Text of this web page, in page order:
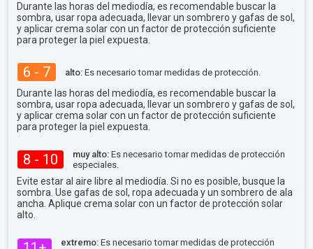
Durante las horas del mediodía, es recomendable buscar la
sombra, usar ropa adecuada, llevar un sombrero y gafas de sol,
y aplicar crema solar con un factor de protección suficiente
para proteger la piel expuesta.
6 - 7 alto: Es necesario tomar medidas de protección.
Durante las horas del mediodía, es recomendable buscar la
sombra, usar ropa adecuada, llevar un sombrero y gafas de sol,
y aplicar crema solar con un factor de protección suficiente
para proteger la piel expuesta.
8 - 10 muy alto: Es necesario tomar medidas de protección
especiales.
Evite estar al aire libre al mediodía. Si no es posible, busque la
sombra. Use gafas de sol, ropa adecuada y un sombrero de ala
ancha. Aplique crema solar con un factor de protección solar
alto.
extremo: Es necesario tomar medidas de protección